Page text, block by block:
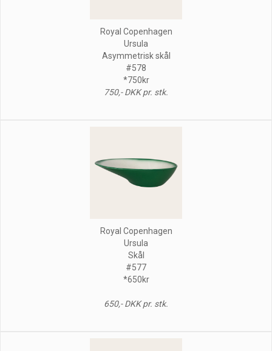
Royal Copenhagen
Ursula
Asymmetrisk skål
#578
*750kr
750,- DKK pr. stk.
Royal Copenhagen
Ursula
Skål
#577
*650kr
650,- DKK pr. stk.